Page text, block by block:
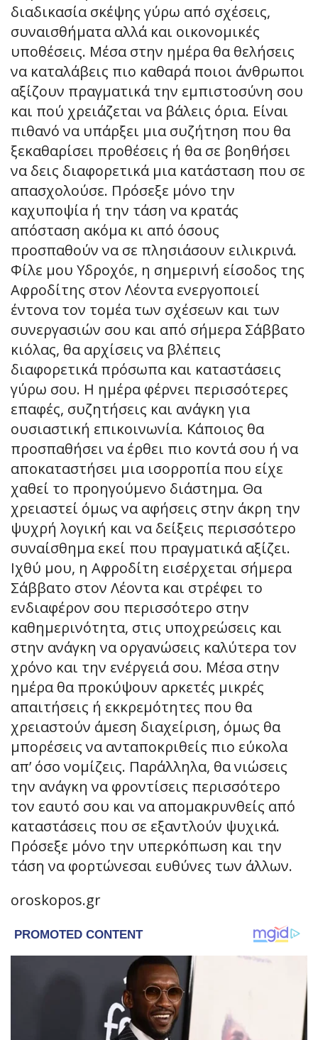
διαδικασία σκέψης γύρω από σχέσεις,
συναισθήματα αλλά και οικονομικές
υποθέσεις. Μέσα στην ημέρα θα θελήσεις
να καταλάβεις πιο καθαρά ποιοι άνθρωποι
αξίζουν πραγματικά την εμπιστοσύνη σου
και πού χρειάζεται να βάλεις όρια. Είναι
πιθανό να υπάρξει μια συζήτηση που θα
ξεκαθαρίσει προθέσεις ή θα σε βοηθήσει
να δεις διαφορετικά μια κατάσταση που σε
απασχολούσε. Πρόσεξε μόνο την
καχυποψία ή την τάση να κρατάς
απόσταση ακόμα κι από όσους
προσπαθούν να σε πλησιάσουν ειλικρινά.
Φίλε μου Υδροχόε, η σημερινή είσοδος της
Αφροδίτης στον Λέοντα ενεργοποιεί
έντονα τον τομέα των σχέσεων και των
συνεργασιών σου και από σήμερα Σάββατο
κιόλας, θα αρχίσεις να βλέπεις
διαφορετικά πρόσωπα και καταστάσεις
γύρω σου. Η ημέρα φέρνει περισσότερες
επαφές, συζητήσεις και ανάγκη για
ουσιαστική επικοινωνία. Κάποιος θα
προσπαθήσει να έρθει πιο κοντά σου ή να
αποκαταστήσει μια ισορροπία που είχε
χαθεί το προηγούμενο διάστημα. Θα
χρειαστεί όμως να αφήσεις στην άκρη την
ψυχρή λογική και να δείξεις περισσότερο
συναίσθημα εκεί που πραγματικά αξίζει.
Ιχθύ μου, η Αφροδίτη εισέρχεται σήμερα
Σάββατο στον Λέοντα και στρέφει το
ενδιαφέρον σου περισσότερο στην
καθημερινότητα, στις υποχρεώσεις και
στην ανάγκη να οργανώσεις καλύτερα τον
χρόνο και την ενέργειά σου. Μέσα στην
ημέρα θα προκύψουν αρκετές μικρές
απαιτήσεις ή εκκρεμότητες που θα
χρειαστούν άμεση διαχείριση, όμως θα
μπορέσεις να ανταποκριθείς πιο εύκολα
απ’ όσο νομίζεις. Παράλληλα, θα νιώσεις
την ανάγκη να φροντίσεις περισσότερο
τον εαυτό σου και να απομακρυνθείς από
καταστάσεις που σε εξαντλούν ψυχικά.
Πρόσεξε μόνο την υπερκόπωση και την
τάση να φορτώνεσαι ευθύνες των άλλων.
oroskopos.gr